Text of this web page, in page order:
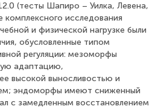
(тесты Шапиро – Уилка, Левена,
комплексного исследования
и физической нагрузке были
обусловленные типом
регуляции: мезоморфы
адаптацию,
высокой выносливостью и
эндоморфы имеют сниженный
с замедленным восстановлением